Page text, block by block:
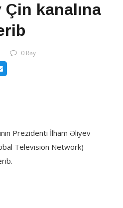
kanalına
0 Rəy
Prezidenti İlham Əliyev
Television Network)